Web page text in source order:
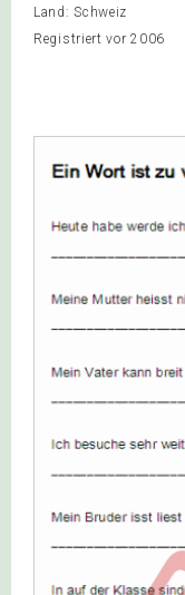
Land: Schweiz
Registriert vor 2006